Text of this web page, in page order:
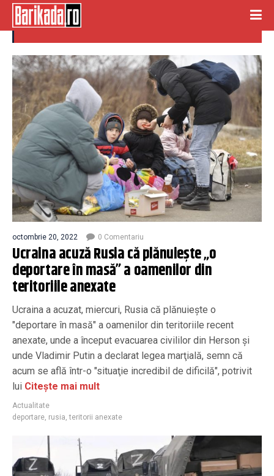
teritorii anexate
octombrie 20, 2022 0 Comentariu
Ucraina acuză Rusia că plănuiește „o
deportare în masă” a oamenilor din
teritoriile anexate
Ucraina a acuzat, miercuri, Rusia că plănuieşte o
"deportare în masă" a oamenilor din teritoriile recent
anexate, unde a început evacuarea civililor din Herson şi
unde Vladimir Putin a declarat legea marţială, semn că
acum se află într-o "situaţie incredibil de dificilă", potrivit
lui Citește mai mult
Actualitate
deportare, rusia,teritorii anexate